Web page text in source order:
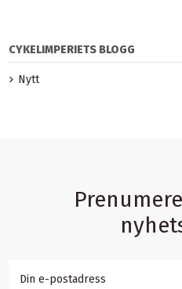
CYKELIMPERIETS BLOGG
Nytt